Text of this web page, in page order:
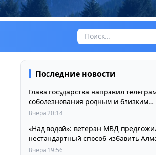
Последние новости
Глава государства направил
соболезнования родным и близким
выдающегося кинорежиссера Ардака
Вчера 20:14
«Над водой»: ветеран МВД
нестандартный способ избавить
пробок и смога
Вчера 19:56